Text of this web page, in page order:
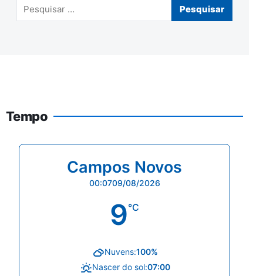
Tempo
Campos Novos
00:0709/08/2026
9°C
Nuvens:100%
Nascer do sol:07:00